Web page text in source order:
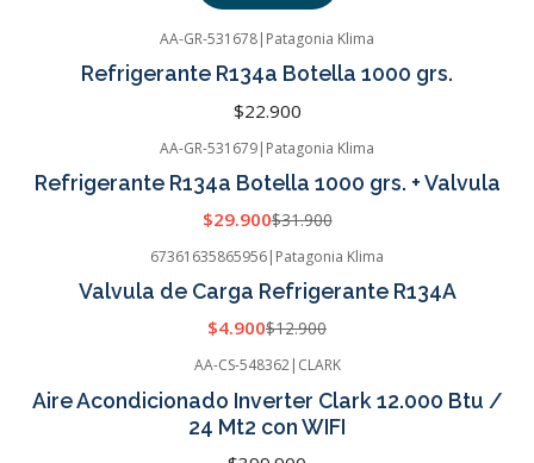
AA-GR-531678| Patagonia Klima
Refrigerante R134a Botella 1000 grs.
$22.900
-6%
AA-GR-531679| Patagonia Klima
Refrigerante R134a Botella 1000 grs. + Valvula
$29.900$31.900
-62% OFF
67361635865956| Patagonia Klima
Valvula de Carga Refrigerante R134A
$4.900$12.900
Cotizar
AA-CS-548362| CLARK
Aire Acondicionado Inverter Clark 12.000 Btu /
24 Mt2 con WIFI